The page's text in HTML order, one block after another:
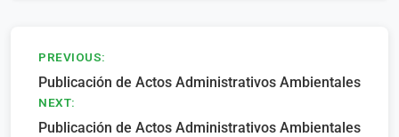
Navegación
de
entradas
PREVIOUS:
Publicación de Actos Administrativos Ambientales
NEXT:
Publicación de Actos Administrativos Ambientales